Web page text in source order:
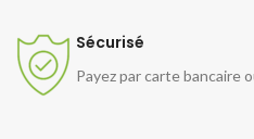
Sécurisé
Payez par carte bancaire